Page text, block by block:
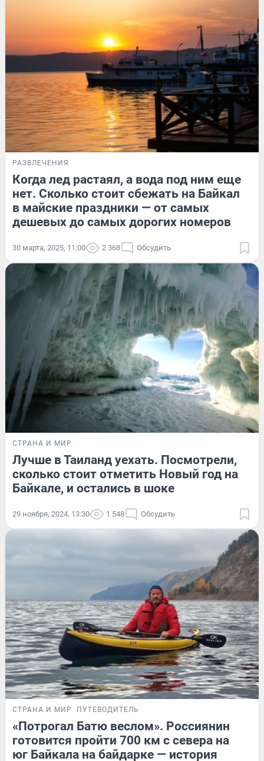
РАЗВЛЕЧЕНИЯ
Когда лед растаял, а вода под ним еще
нет. Сколько стоит сбежать на Байкал
в майские праздники — от самых
дешевых до самых дорогих номеров
30 марта, 2025, 11:00 2 368 Обсудить
СТРАНА И МИР
Лучше в Таиланд уехать. Посмотрели,
сколько стоит отметить Новый год на
Байкале, и остались в шоке
29 ноября, 2024, 13:30 1 548 Обсудить
СТРАНА И МИР ПУТЕВОДИТЕЛЬ
«Потрогал Батю веслом». Россиянин
готовится пройти 700 км с севера на
юг Байкала на байдарке — история